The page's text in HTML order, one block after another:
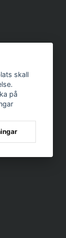
skall
på